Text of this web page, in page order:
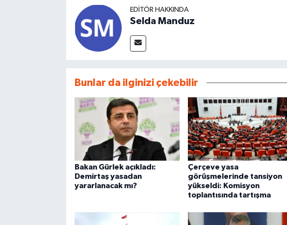
EDITÖR HAKKINDA
Selda Manduz
Bunlar da ilginizi çekebilir
Bakan Gürlek açıkladı:
Demirtaş yasadan
yararlanacak mı?
Çerçeve yasa
görüşmelerinde tansiyon
yükseldi: Komisyon
toplantısında tartışma